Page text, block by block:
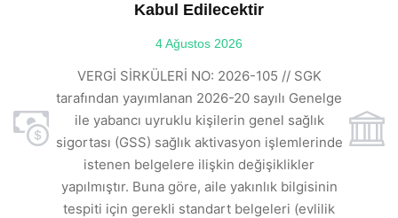
Kabul Edilecektir
4 Ağustos 2026
VERGİ SİRKÜLERİ NO: 2026-105 // SGK
tarafından yayımlanan 2026-20 sayılı Genelge
ile yabancı uyruklu kişilerin genel sağlık
sigortası (GSS) sağlık aktivasyon işlemlerinde
istenen belgelere ilişkin değişiklikler
yapılmıştır. Buna göre, aile yakınlık bilgisinin
tespiti için gerekli standart belgeleri (evlilik